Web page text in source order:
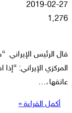
2019-02-27
1٬276
قال الرئيس الإيراني
المركزي الإيراني:
عاتقها،…
أكمل القراءة »